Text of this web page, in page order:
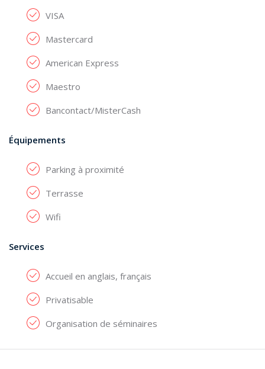
VISA
Mastercard
American Express
Maestro
Bancontact/MisterCash
Équipements
Parking à proximité
Terrasse
Wifi
Services
Accueil en anglais, français
Privatisable
Organisation de séminaires